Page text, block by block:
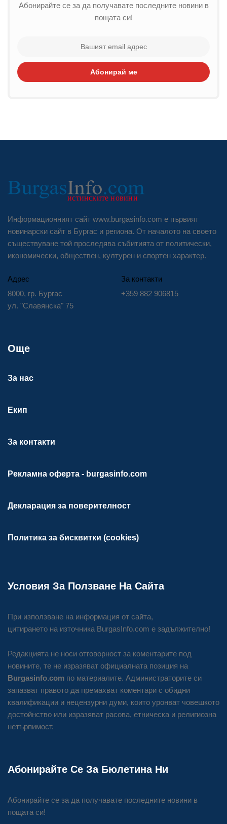
Абонирайте се за да получавате последните новини в
пощата си!
Абонирай ме
Информационният сайт www.burgasinfo.com е първият
новинарски сайт в Бургас и региона. От началото на своето
съществуване той проследява събитията от политически,
икономически, обществен, културен и спортен характер.
Адрес
8000, гр. Бургас
ул. "Славянска" 75
За контакти
+359 882 906815
Още
За нас
Екип
За контакти
Рекламна оферта - burgasinfo.com
Декларация за поверителност
Политика за бисквитки (cookies)
Условия За Ползване На Сайта
При използване на информация от сайта,
цитирането на източника BurgasInfo.com е задължително!
Редакцията не носи отговорност за коментарите под
новините, те не изразяват официалната позиция на
Burgasinfo.com по материалите. Администраторите си
запазват правото да премахват коментари с обидни
квалификации и нецензурни думи, които уронват човешкото
достойнство или изразяват расова, етническа и религиозна
нетърпимост.
Абонирайте Се За Бюлетина Ни
Абонирайте се за да получавате последните новини в
пощата си!